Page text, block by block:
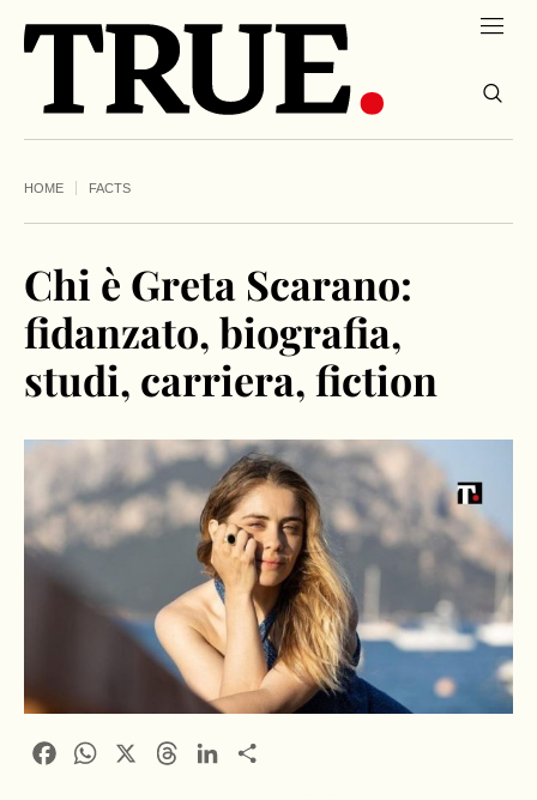
HOME FACTS
Chi è Greta Scarano:
fidanzato, biografia,
studi, carriera, fiction
FacebookWhatsApp ThreadsLinkedIn